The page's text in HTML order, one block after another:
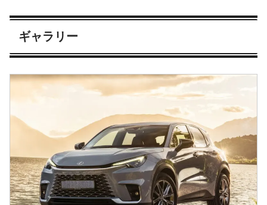
ギャラリー